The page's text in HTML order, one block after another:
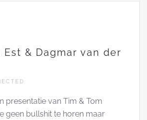
Est & Dagmar van der
presentatie van Tim & Tom
geen bullshit te horen maar